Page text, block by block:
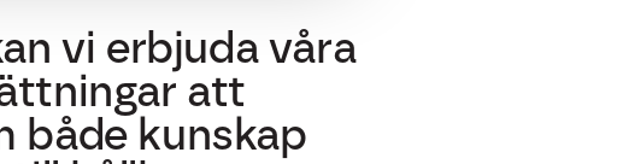
vi erbjuda våra
att
både kunskap